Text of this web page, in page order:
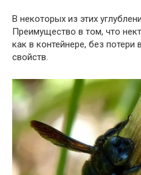
В некоторых из этих
Преимущество в том, что
как в контейнере, без
свойств.